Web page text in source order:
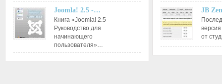
Joomla! 2.5 -…
Книга «Joomla! 2.5 -
Руководство для
начинающего
пользователя»…
JB
от